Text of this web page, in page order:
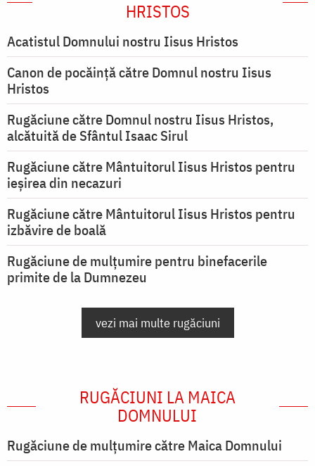
HRISTOS
Acatistul Domnului nostru Iisus Hristos
Canon de pocăință către Domnul nostru Iisus
Hristos
Rugăciune către Domnul nostru Iisus Hristos,
alcătuită de Sfântul Isaac Sirul
Rugăciune către Mântuitorul Iisus Hristos pentru
ieşirea din necazuri
Rugăciune către Mântuitorul Iisus Hristos pentru
izbăvire de boală
Rugăciune de mulțumire pentru binefacerile
primite de la Dumnezeu
vezi mai multe rugăciuni
RUGĂCIUNI LA MAICA
DOMNULUI
Rugăciune de mulţumire către Maica Domnului